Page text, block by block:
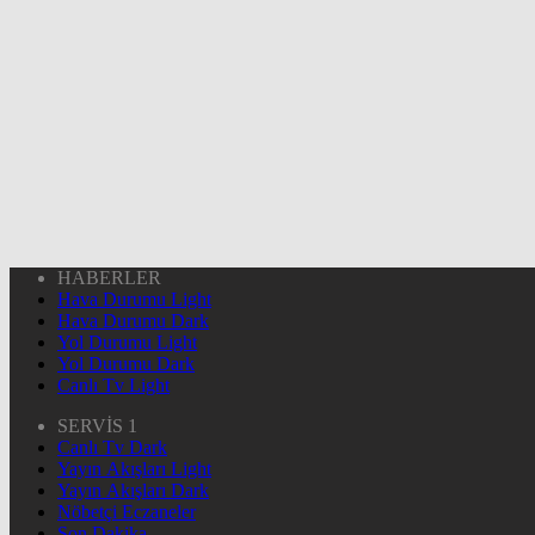
HABERLER
Hava Durumu Light
Hava Durumu Dark
Yol Durumu Light
Yol Durumu Dark
Canlı Tv Light
SERVİS 1
Canlı Tv Dark
Yayın Akışları Light
Yayın Akışları Dark
Nöbetçi Eczaneler